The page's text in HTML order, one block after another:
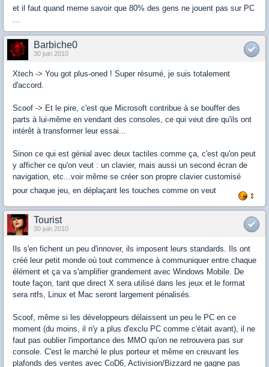
et il faut quand meme savoir que 80% des gens ne jouent pas sur PC
Barbiche0
30 juin 2010
Xtech -> You got plus-oned ! Super résumé, je suis totalement
d'accord.
Scoof -> Et le pire, c'est que Microsoft contribue à se bouffer des
parts à lui-même en vendant des consoles, ce qui veut dire qu'ils ont
intérêt à transformer leur essai...
Sinon ce qui est génial avec deux tactiles comme ça, c'est qu'on peut
y afficher ce qu'on veut : un clavier, mais aussi un second écran de
navigation, etc...voir même se créer son propre clavier customisé
pour chaque jeu, en déplaçant les touches comme on veut
Tourist
30 juin 2010
Ils s'en fichent un peu d'innover, ils imposent leurs standards. Ils ont
créé leur petit monde où tout commence à communiquer entre chaque
élément et ça va s'amplifier grandement avec Windows Mobile. De
toute façon, tant que direct X sera utilisé dans les jeux et le format
sera ntfs, Linux et Mac seront largement pénalisés.
Scoof, même si les développeurs délaissent un peu le PC en ce
moment (du moins, il n'y a plus d'exclu PC comme c'était avant), il ne
faut pas oublier l'importance des MMO qu'on ne retrouvera pas sur
console. C'est le marché le plus porteur et même en creuvant les
plafonds des ventes avec CoD6, Activision/Bizzard ne gagne pas